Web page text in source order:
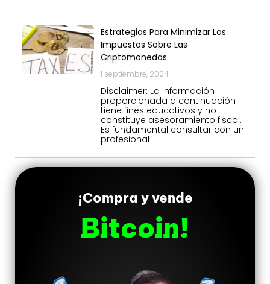
Estrategias Para Minimizar Los
Impuestos Sobre Las
Criptomonedas
1 septiembre, 2024
Disclaimer: La información
proporcionada a continuación
tiene fines educativos y no
constituye asesoramiento fiscal.
Es fundamental consultar con un
profesional
¡Compra y vende
Bitcoin!